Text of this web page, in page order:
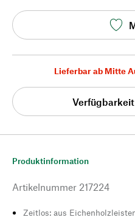
Lieferbar ab Mitte
Produktinformation
Artikelnummer 217224
Zeitlos: aus